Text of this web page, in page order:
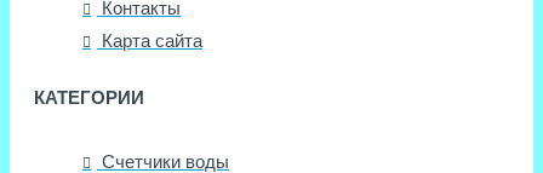
Контакты
Карта сайта
КАТЕГОРИИ
Счетчики воды